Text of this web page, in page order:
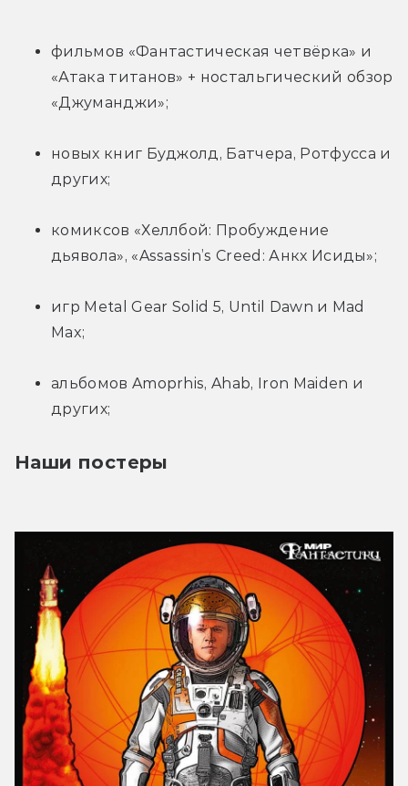
фильмов «Фантастическая четвёрка» и
«Атака титанов» + ностальгический обзор
«Джуманджи»;
новых книг Буджолд, Батчера, Ротфусса и
других;
комиксов «Хеллбой: Пробуждение
дьявола», «Assassin’s Creed: Анкх Исиды»;
игр Metal Gear Solid 5, Until Dawn и Mad
Max;
альбомов Amoprhis, Ahab, Iron Maiden и
других;
Наши постеры